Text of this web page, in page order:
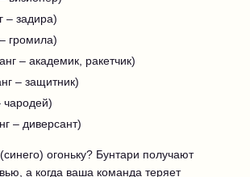
– задира)
громила)
– академик, ракетчик)
– защитник)
чародей)
– диверсант)
огоньку? Бунтари получают
а когда ваша команда теряет